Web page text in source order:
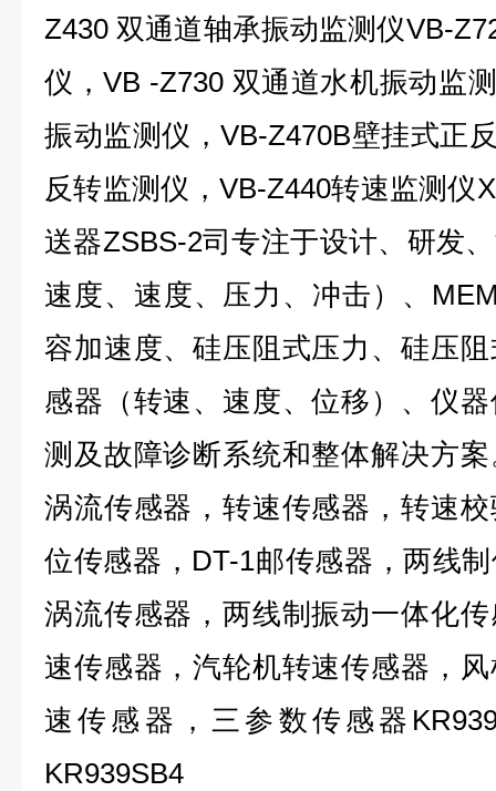
Z430 双通道轴承振动监测仪VB-
仪，VB -Z730 双通道水机振动监
振动监测仪，VB-Z470B壁挂式正
反转监测仪，VB-Z440转速监测仪
送器ZSBS-2司专注于设计、研发
速度、速度、压力、冲击）、
容加速度、硅压阻式压力、硅压
感器（转速、速度、位移）、仪
测及故障诊断系统和整体解决方
涡流传感器，转速传感器，转速
位传感器，DT-1邮传感器，两线
涡流传感器，两线制振动一体化
速传感器，汽轮机转速传感器，
速传感器，三参数传感器
KR939SB4